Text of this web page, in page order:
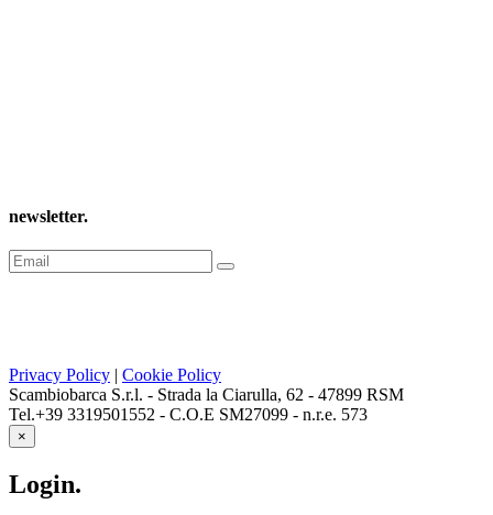
newsletter.
Privacy Policy | Cookie Policy
Scambiobarca S.r.l. - Strada la Ciarulla, 62 - 47899 RSM
Tel.+39 3319501552 - C.O.E SM27099 - n.r.e. 573
×
Login.